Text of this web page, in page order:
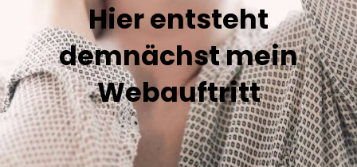
Hier entsteht
demnächst mein
Webauftritt